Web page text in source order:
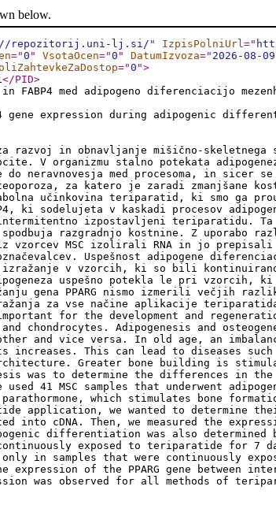
below.
repozitorij.uni-lj.si/ " IzpisPolniUrl="
="0 " VsotaOcen="0 " DatumIzvoza=" 2026-08-
="0 ">
</PID>
med adipogeno diferenciacijo
expression during adipogenic
razvoj in obnavljanje mišično-skeletnega
V organizmu stalno potekata
med procesoma, in sicer
za katero je zaradi zmanjšane
učinkovina teriparatid, ki smo ga
ki sodelujeta v kaskadi procesov
izpostavljeni teriparatidu. Ta
razgradnjo kostnine. Z uporabo
MSC izolirali RNA in jo prepisali
Uspešnost adipogene
izražanje v vzorcih, ki so bili
uspešno potekla le pri vzorcih,
PPARG nismo izmerili večjih razlik
za vse načine aplikacije
for the development and
chondrocytes. Adipogenesis and
and vice versa. In old age, an
This can lead to diseases
Greater bone building is
to determine the differences in the
41 MSC samples that underwent
which stimulates bone
application, we wanted to determine
cDNA. Then, we measured the
differentiation was also
exposed to teriparatide for 7
in samples that were continuously
of the PPARG gene between
was observed for all methods of